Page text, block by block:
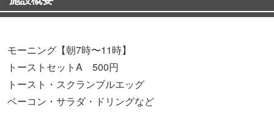
モーニング【朝7時〜11時】
トーストセットA 500円
トースト・スクランブルエッグ
ベーコン・サラダ・ドリングなど